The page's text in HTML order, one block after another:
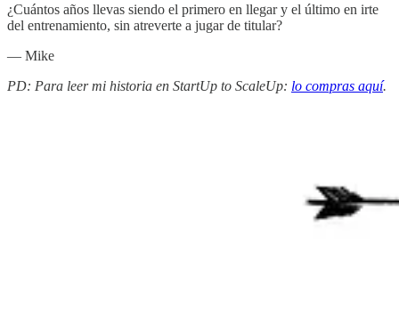
¿Cuántos años llevas siendo el primero en llegar y el último en irte
del entrenamiento, sin atreverte a jugar de titular?
— Mike
PD: Para leer mi historia en StartUp to ScaleUp: lo compras aquí.